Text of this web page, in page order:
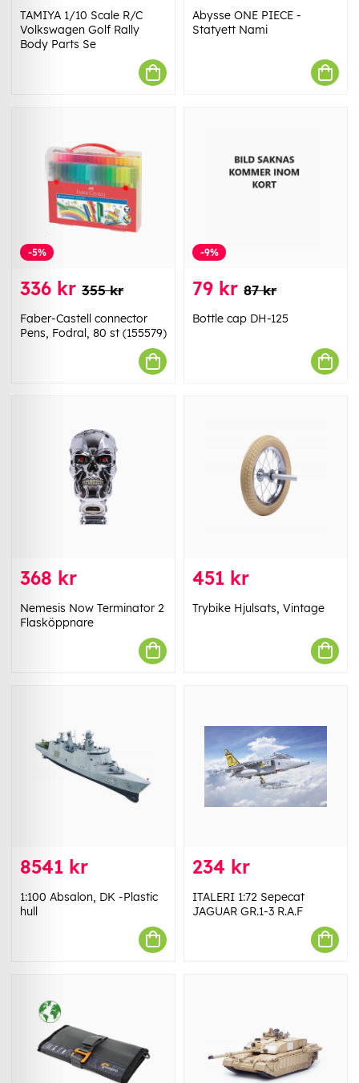
TAMIYA 1/10 Scale R/C
Volkswagen Golf Rally
Body Parts Se
Abysse ONE PIECE -
Statyett Nami
-5%
336 kr 355 kr
Faber-Castell connector
Pens, Fodral, 80 st (155579)
-9%
79 kr 87 kr
Bottle cap DH-125
368 kr
Nemesis Now Terminator 2
Flasköppnare
451 kr
Trybike Hjulsats, Vintage
8541 kr
1:100 Absalon, DK -Plastic
hull
234 kr
ITALERI 1:72 Sepecat
JAGUAR GR.1-3 R.A.F